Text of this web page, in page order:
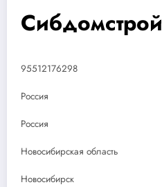
Сибдомстрой
95512176298
Россия
Россия
Новосибирская область
Новосибирск